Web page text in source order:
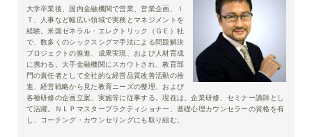
大学卒業後、国内金融機関で営業、営業企画、Ｉ
Ｔ、人事など幅広い領域で実務とマネジメントを
経験。米国ゼネラル・エレクトリック（ＧＥ）社
で、数多くのシックスシグマ手法による問題解決
プロジェクトの推進、成果実現、および人材育成
に携わる。大手金融機関にスカウトされ、教育部
門の責任者として全社的な経営品質改善活動の推
進、経営戦略から見た教育ニーズの整理、および
各種研修の企画立案、実施等に従事する。現在は、企業研修、セミナー講師とし
て活躍。ＮＬＰマスタープラクティショナー、基礎心理カウンセラーの資格を有
し、コーチング・カウンセリングにも取り組む。